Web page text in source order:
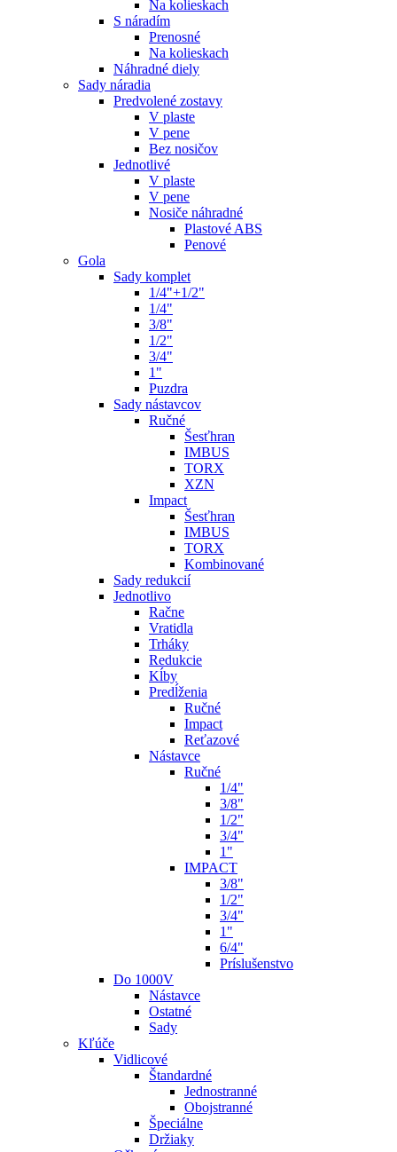
Na kolieskach
S náradím
Prenosné
Na kolieskach
Náhradné diely
Sady náradia
Predvolené zostavy
V plaste
V pene
Bez nosičov
Jednotlivé
V plaste
V pene
Nosiče náhradné
Plastové ABS
Penové
Gola
Sady komplet
1/4"+1/2"
1/4"
3/8"
1/2"
3/4"
1"
Puzdra
Sady nástavcov
Ručné
Šesťhran
IMBUS
TORX
XZN
Impact
Šesťhran
IMBUS
TORX
Kombinované
Sady redukcií
Jednotlivo
Račne
Vratidla
Trháky
Redukcie
Kĺby
Predĺženia
Ručné
Impact
Reťazové
Nástavce
Ručné
1/4"
3/8"
1/2"
3/4"
1"
IMPACT
3/8"
1/2"
3/4"
1"
6/4"
Príslušenstvo
Do 1000V
Nástavce
Ostatné
Sady
Kľúče
Vidlicové
Štandardné
Jednostranné
Obojstranné
Špeciálne
Držiaky